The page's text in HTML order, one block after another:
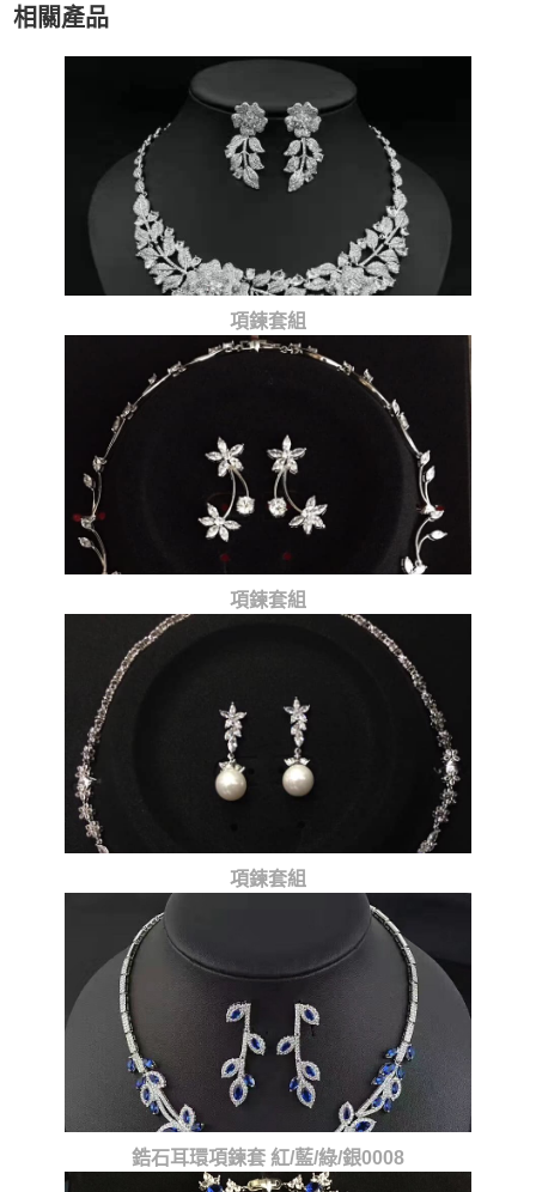
相關產品
項鍊套組
項鍊套組
項鍊套組
鋯石耳環項鍊套 紅/藍/綠/銀0008